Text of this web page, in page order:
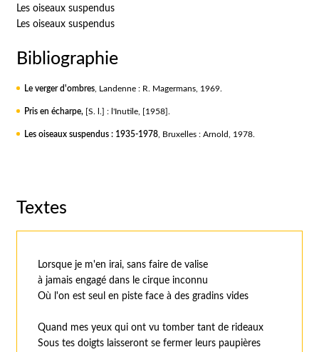
Les oiseaux suspendus
Les oiseaux suspendus
Bibliographie
Le verger d'ombres, Landenne : R. Magermans, 1969.
Pris en écharpe, [S. l.] : l'Inutile, [1958].
Les oiseaux suspendus : 1935-1978, Bruxelles : Arnold, 1978.
Textes
Lorsque je m'en irai, sans faire de valise
à jamais engagé dans le cirque inconnu
Où l'on est seul en piste face à des gradins vides
Quand mes yeux qui ont vu tomber tant de rideaux
Sous tes doigts laisseront se fermer leurs paupières